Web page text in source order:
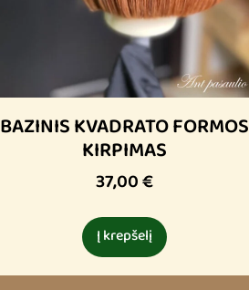
BAZINIS KVADRATO FORMOS
KIRPIMAS
37,00€
Į krepšelį